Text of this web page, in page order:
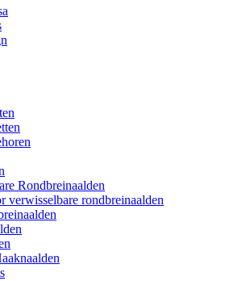
Rondbreinaalden
verwisselbare rondbreinaalden